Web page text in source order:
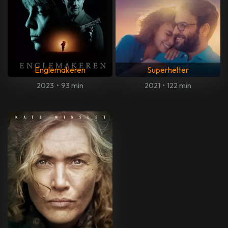
Englemakeren
2023 • 93 min
Superhelter
2021 • 122 min